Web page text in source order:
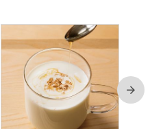
次